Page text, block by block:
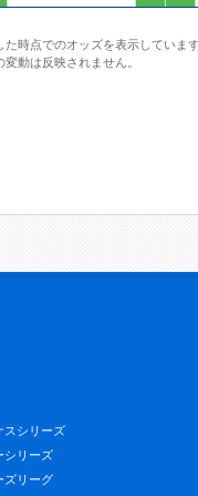
時点でのオッズを表示していま
動は反映されません。
スシリーズ
シリーズ
ズリーグ